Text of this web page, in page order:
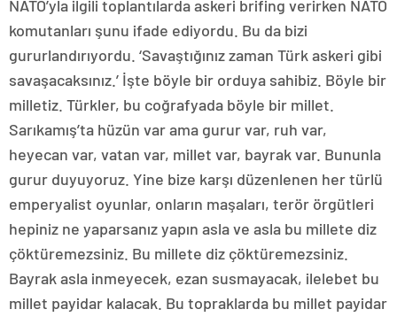
NATO’yla ilgili toplantılarda askeri brifing verirken NATO
komutanları şunu ifade ediyordu. Bu da bizi
gururlandırıyordu. ‘Savaştığınız zaman Türk askeri gibi
savaşacaksınız.’ İşte böyle bir orduya sahibiz. Böyle bir
milletiz. Türkler, bu coğrafyada böyle bir millet.
Sarıkamış’ta hüzün var ama gurur var, ruh var,
heyecan var, vatan var, millet var, bayrak var. Bununla
gurur duyuyoruz. Yine bize karşı düzenlenen her türlü
emperyalist oyunlar, onların maşaları, terör örgütleri
hepiniz ne yaparsanız yapın asla ve asla bu millete diz
çöktüremezsiniz. Bu millete diz çöktüremezsiniz.
Bayrak asla inmeyecek, ezan susmayacak, ilelebet bu
millet payidar kalacak. Bu topraklarda bu millet payidar